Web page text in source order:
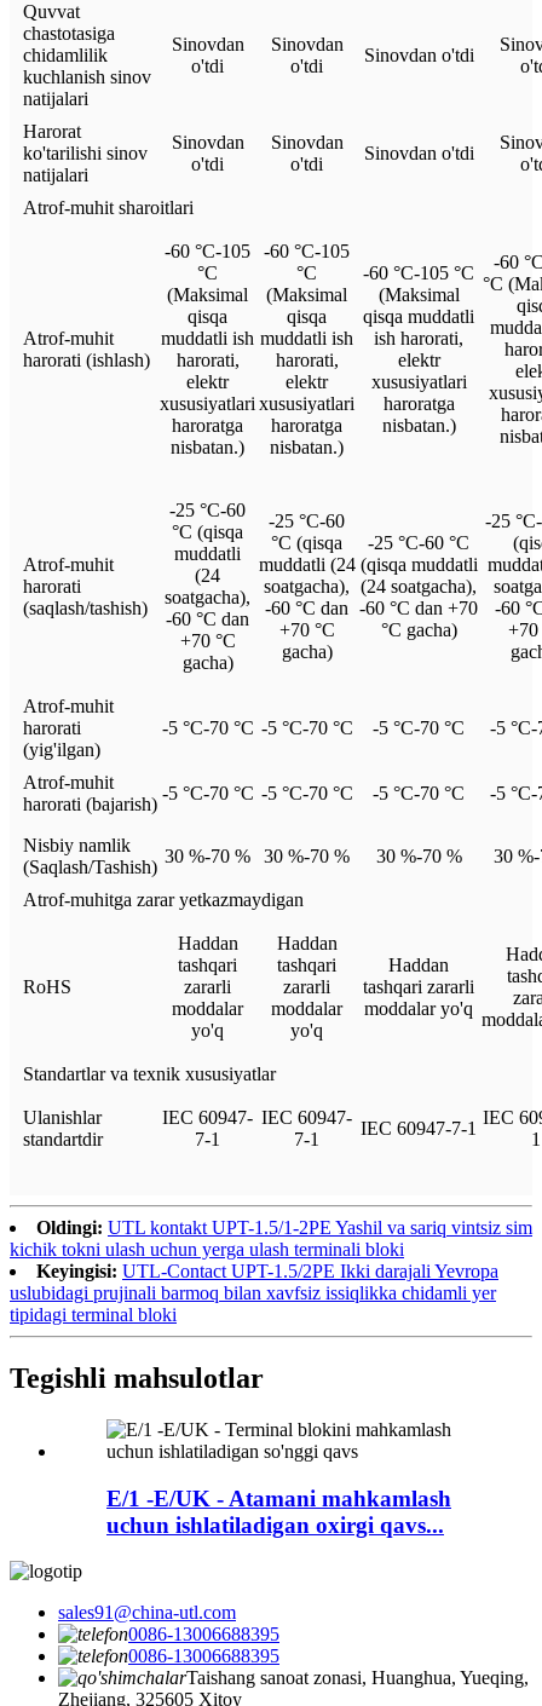
Quvvat
chastotasiga
chidamlilik
kuchlanish sinov
natijalari
Sinovdan
o'tdi
Sinovdan
o'tdi
Sinovdan o'tdi
Harorat
ko'tarilishi sinov
natijalari
Sinovdan
o'tdi
Sinovdan
o'tdi
Sinovdan o'tdi
Atrof-muhit sharoitlari
Atrof-muhit
harorati (ishlash)
-60 °C-105
°C
(Maksimal
qisqa
muddatli ish
harorati,
elektr
xususiyatlari
haroratga
nisbatan.)
-60 °C-105
°C
(Maksimal
qisqa
muddatli ish
harorati,
elektr
xususiyatlari
haroratga
nisbatan.)
-60 °C-105 °C
(Maksimal
qisqa muddatli
ish harorati,
elektr
xususiyatlari
haroratga
nisbatan.)
-60
°C
Atrof-muhit
harorati
(saqlash/tashish)
-25 °C-60
°C (qisqa
muddatli
(24
soatgacha),
-60 °C dan
+70 °C
gacha)
-25 °C-60
°C (qisqa
muddatli (24
soatgacha),
-60 °C dan
+70 °C
gacha)
-25 °C-60 °C
(qisqa muddatli
(24 soatgacha),
-60 °C dan +70
°C gacha)
-25
-60
+70
Atrof-muhit
harorati
(yig'ilgan)
-5 °C-70 °C -5 °C-70 °C -5 °C-70 °C -5 °C-
Atrof-muhit
harorati (bajarish)
-5 °C-70 °C -5 °C-70 °C -5 °C-70 °C -5 °C-
Nisbiy namlik
(Saqlash/Tashish)
30 %-70 % 30 %-70 % 30 %-70 % 30
Atrof-muhitga zarar yetkazmaydigan
RoHS
Haddan
tashqari
zararli
moddalar
yo'q
Haddan
tashqari
zararli
moddalar
yo'q
Haddan
tashqari zararli
moddalar yo'q
Standartlar va texnik xususiyatlar
Ulanishlar
standartdir
IEC 60947-
7-1
IEC 60947-
7-1
IEC 60947-7-1
IEC
1
Oldingi: UTL kontakt UPT-1.5/1-2PE Yashil va sariq vintsiz sim
kichik tokni ulash uchun yerga ulash terminali bloki
Keyingisi: UTL-Contact UPT-1.5/2PE Ikki darajali Yevropa
uslubidagi prujinali barmoq bilan xavfsiz issiqlikka chidamli yer
tipidagi terminal bloki
Tegishli mahsulotlar
E/1 -E/UK - Atamani mahkamlash
uchun ishlatiladigan oxirgi qavs...
sales91@china-utl.com
0086-13006688395
0086-13006688395
Taishang sanoat zonasi, Huanghua, Yueqing,
Zhejiang, 325605 Xitoy